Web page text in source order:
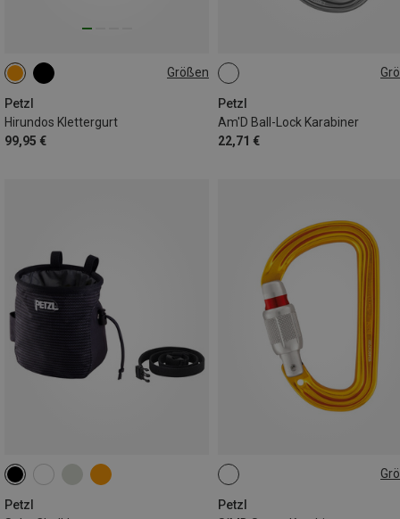
Größen
Petzl
Hirundos Klettergurt
99,95 €
XS | 65-71CM
L | 84-92CM
Petzl
Am'D Ball-Lock Karabiner
22,71 €
BALL-LOCK
Petzl
Petzl
SCREW-LOCK